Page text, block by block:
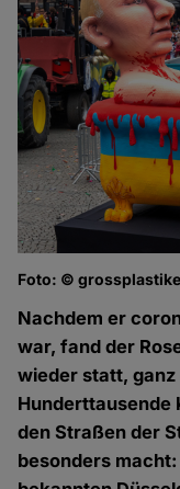
Foto: ©
Nachdem er
war, fand der
wieder statt,
Hunderttausende
den Straßen der
besonders